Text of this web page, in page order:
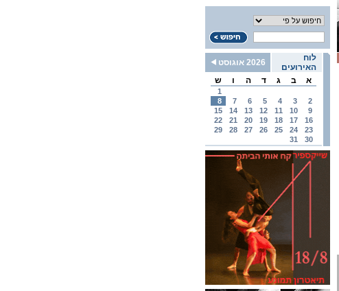
לוח
האירועים
2026 אוגוסט
א
ב ג ד ה ו ש
1
2
3
4
5
6
7
8
9
10
11
12
13
14
15
16
17
18
19
20
21
22
23
24
25
26
27
28
29
30
31